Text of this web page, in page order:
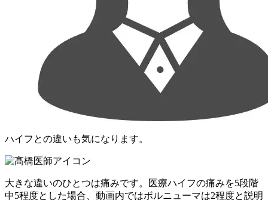
ハイフとの違いも気になります。
大きな違いのひとつは痛みです。医療ハイフの痛みを5段階
中5程度とした場合、動画内ではボルニューマは2程度と説明